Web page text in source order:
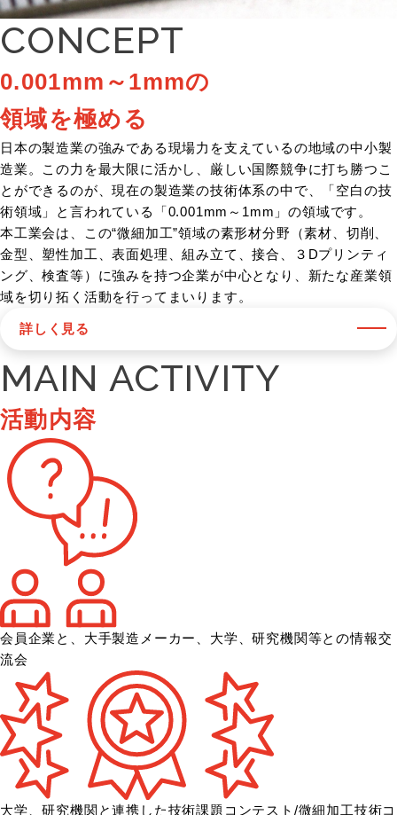
CONCEPT
0.001mm～1mmの
領域を極める
日本の製造業の強みである現場力を支えているの地域の中小製
造業。この力を最大限に活かし、厳しい国際競争に打ち勝つこ
とができるのが、現在の製造業の技術体系の中で、「空白の技
術領域」と言われている「0.001mm～1mm」の領域です。
本工業会は、この“微細加工”領域の素形材分野（素材、切削、
金型、塑性加工、表面処理、組み立て、接合、３Dプリンティ
ング、検査等）に強みを持つ企業が中心となり、新たな産業領
域を切り拓く活動を行ってまいります。
詳しく見る
MAIN ACTIVITY
活動内容
会員企業と、大手製造メーカー、大学、研究機関等との情報交
流会
大学、研究機関と連携した技術課題コンテスト/微細加工技術コ